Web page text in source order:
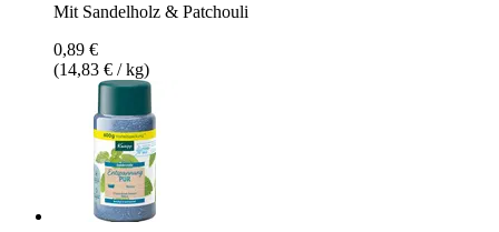
Mit Sandelholz & Patchouli
0,89 €
(14,83 € / kg)